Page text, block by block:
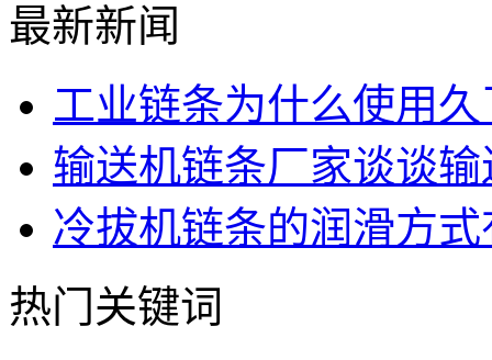
最新新闻
工业链条为什么使用
输送机链条厂家谈谈
冷拔机链条的润滑方
热门关键词